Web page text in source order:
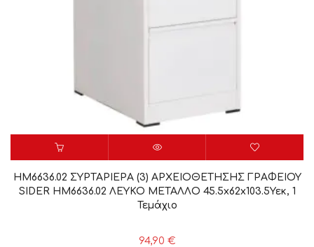
HM6636.02 ΣΥΡΤΑΡΙΕΡΑ (3) ΑΡΧΕΙΟΘΕΤΗΣΗΣ ΓΡΑΦΕΙΟΥ
SIDER HM6636.02 ΛΕΥΚΟ ΜΕΤΑΛΛΟ 45.5x62x103.5Υεκ, 1
Τεμάχιο
94,90 €